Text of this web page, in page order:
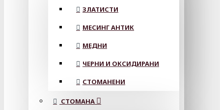
ЗЛАТИСТИ
МЕСИНГ АНТИК
МЕДНИ
ЧЕРНИ И ОКСИДИРАНИ
СТОМАНЕНИ
СТОМАНА